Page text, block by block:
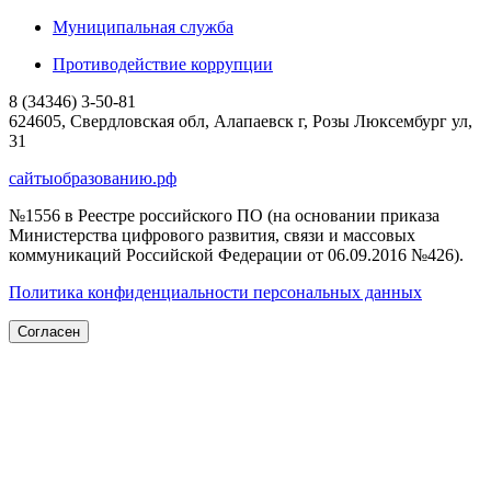
Муниципальная служба
Противодействие коррупции
8 (34346) 3-50-81
624605, Свердловская обл, Алапаевск г, Розы Люксембург ул,
31
сайтыобразованию.рф
№1556 в Реестре российского ПО (на основании приказа
Министерства цифрового развития, связи и массовых
коммуникаций Российской Федерации от 06.09.2016 №426).
Политика конфиденциальности персональных данных
Согласен